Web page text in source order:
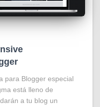
para Blogger especial
está lleno de
a tu blog un